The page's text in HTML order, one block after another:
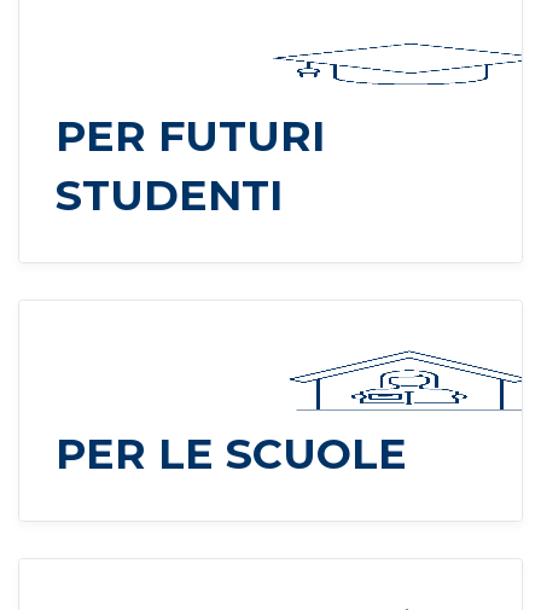
PER FUTURI
STUDENTI
PER LE SCUOLE